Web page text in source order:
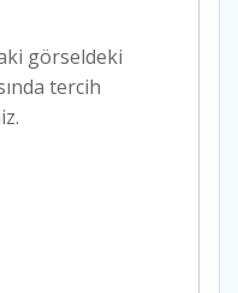
görseldeki
tercih